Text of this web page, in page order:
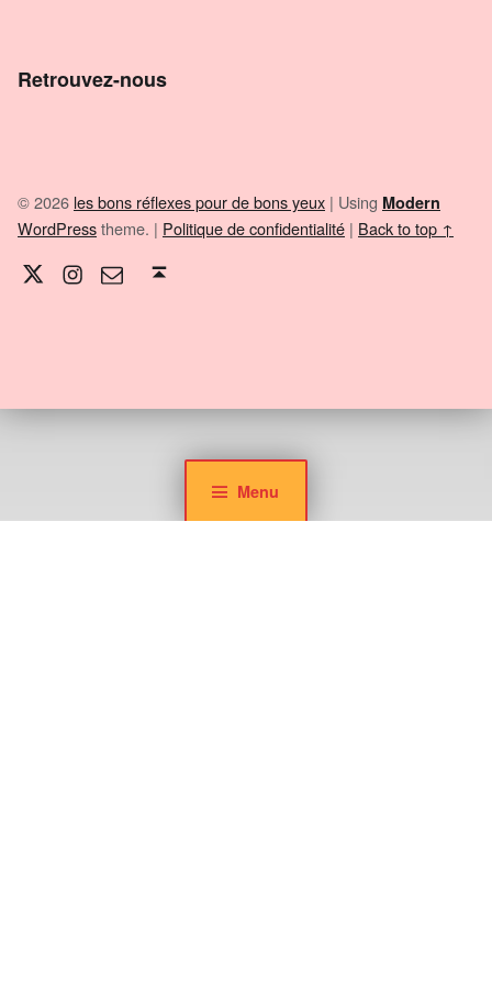
Menu
Retrouvez-nous
© 2026 les bons réflexes pour de bons yeux | Using Modern
WordPresstheme. | Politique de confidentialité | Back to top ↑